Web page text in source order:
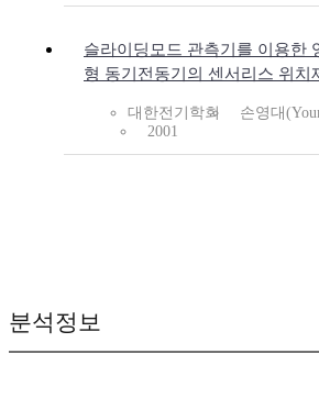
슬라이딩모드 관측기를 이용한
형 동기전동기의 센서리스 위치
대한전기학회
손영대
2001
분석정보